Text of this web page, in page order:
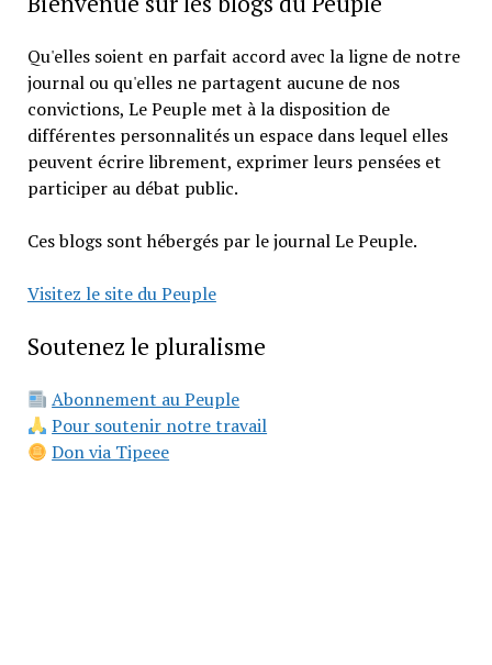
Qu'elles soient en parfait accord avec la ligne de notre
journal ou qu'elles ne partagent aucune de nos
convictions, Le Peuple met à la disposition de
différentes personnalités un espace dans lequel elles
peuvent écrire librement, exprimer leurs pensées et
participer au débat public.
Ces blogs sont hébergés par le journal Le Peuple.
Visitez le site du Peuple
Soutenez le pluralisme
Abonnement au Peuple
Pour soutenir notre travail
Don via Tipeee